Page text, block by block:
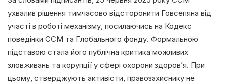
ухвалив рішення тимчасово відсторонити Говсепяна від
участі в роботі механізму, посилаючись на Кодекс
поведінки CCM та Глобального фонду. Формальною
підставою стала його публічна критика можливих
зловживань та корупції у сфері охорони здоров’я. При
цьому, стверджують активісти, правозахиснику не